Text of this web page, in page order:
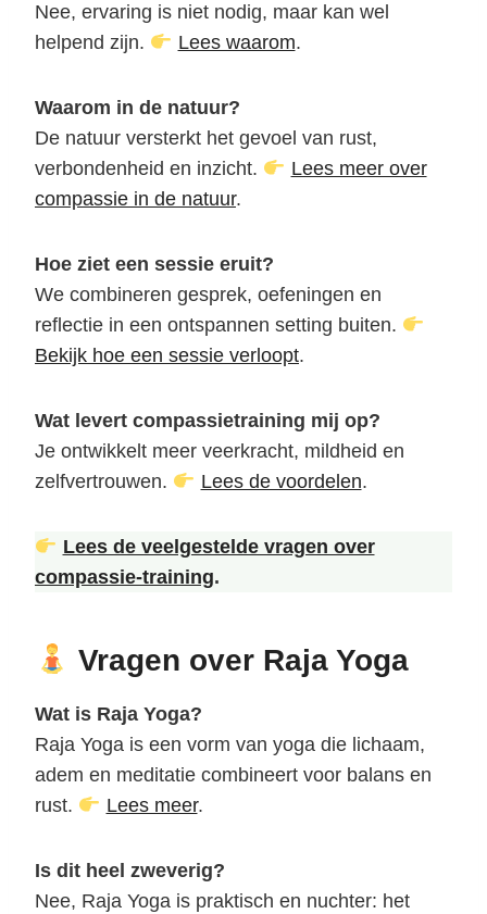
Nee, ervaring is niet nodig, maar kan wel
helpend zijn.
Lees waarom.
Waarom in de natuur?
De natuur versterkt het gevoel van rust,
verbondenheid en inzicht.
Lees meer over
compassie in de natuur.
Hoe ziet een sessie eruit?
We combineren gesprek, oefeningen en
reflectie in een ontspannen setting buiten.
Bekijk hoe een sessie verloopt.
Wat levert compassietraining mij op?
Je ontwikkelt meer veerkracht, mildheid en
zelfvertrouwen.
Lees de voordelen.
Lees de veelgestelde vragen over
compassie-training.
Vragen over Raja Yoga
Wat is Raja Yoga?
Raja Yoga is een vorm van yoga die lichaam,
adem en meditatie combineert voor balans en
rust.
Lees meer.
Is dit heel zweverig?
Nee, Raja Yoga is praktisch en nuchter: het